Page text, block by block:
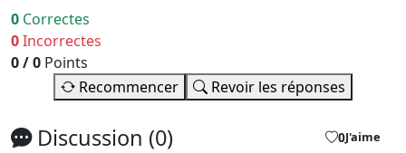
0 Correctes
0Incorrectes
0/0 Points
Recommencer
Revoir les réponses
Discussion (0) 0J'aime